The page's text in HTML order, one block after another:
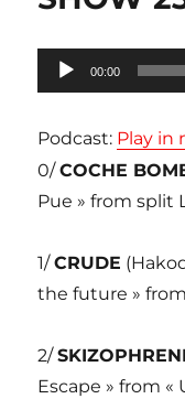
Lecteur
audio
00:00
Podcast: Play in
0/COCHE
Pue » from split
1/CRUDE
the future » from
2/
Escape » from «